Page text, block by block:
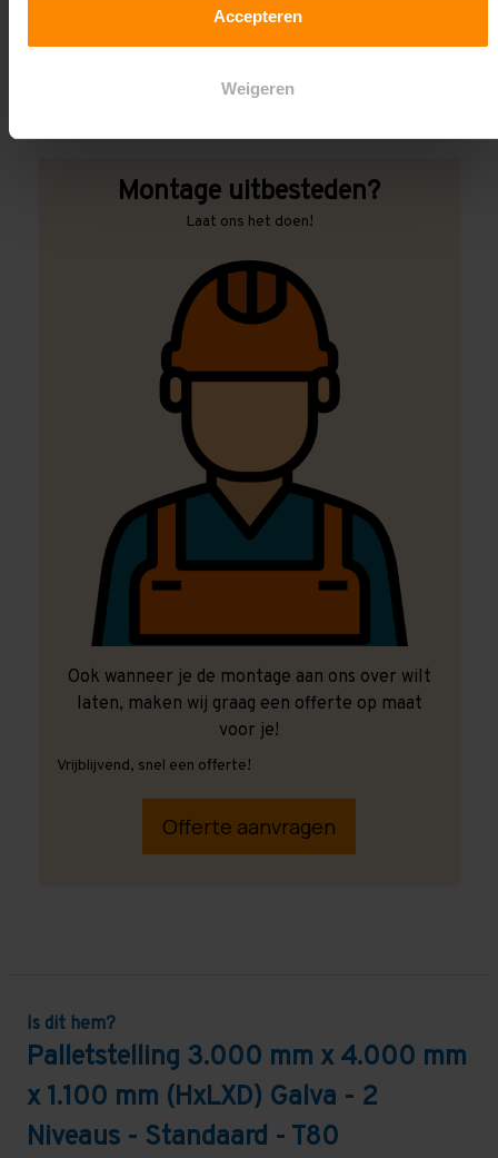
Accepteren
Weigeren
experts werken het graag uit! Maatwerk is onze
Contact met specialist
Montage uitbesteden?
Laat ons het doen!
Ook wanneer je de montage aan ons over wilt
laten, maken wij graag een offerte op maat
voor je!
Vrijblijvend, snel een offerte!
Offerte aanvragen
Is dit hem?
Palletstelling 3.000 mm x 4.000 mm
x 1.100 mm (HxLXD) Galva - 2
Niveaus - Standaard - T80